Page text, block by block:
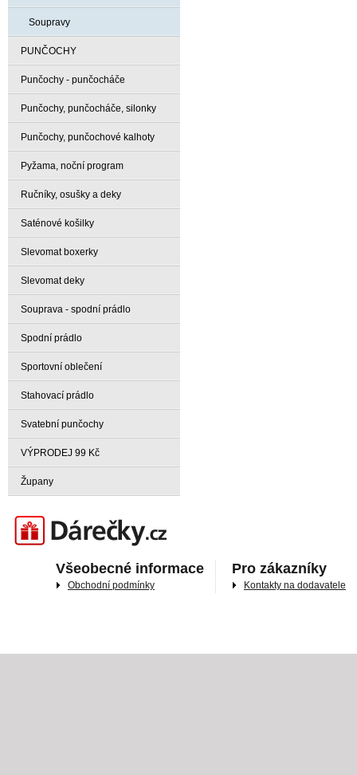
Soupravy
PUNČOCHY
Punčochy - punčocháče
Punčochy, punčocháče, silonky
Punčochy, punčochové kalhoty
Pyžama, noční program
Ručníky, osušky a deky
Saténové košilky
Slevomat boxerky
Slevomat deky
Souprava - spodní prádlo
Spodní prádlo
Sportovní oblečení
Stahovací prádlo
Svatební punčochy
VÝPRODEJ 99 Kč
Župany
Darečky.cz
Všeobecné informace
Obchodní podmínky
Pro zákazníky
Kontakty na dodavatele